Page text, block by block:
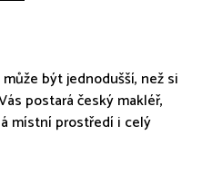
být jednodušší, než si
postará český makléř,
místní prostředí i celý